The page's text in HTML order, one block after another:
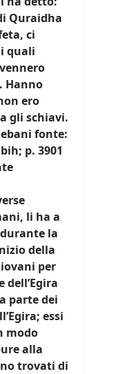
Quraidha
ci
quali
Hanno
ero
gli schiavi.
fonte:
p. 3901
li ha a
la
della
per
parte dei
essi
modo
alla
trovati di